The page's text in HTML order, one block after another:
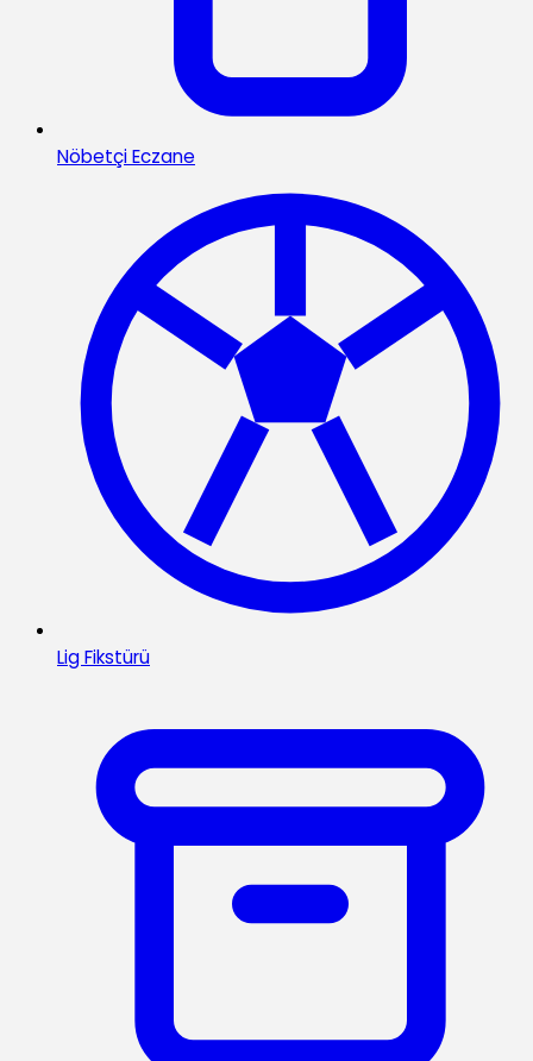
Nöbetçi Eczane
Lig Fikstürü